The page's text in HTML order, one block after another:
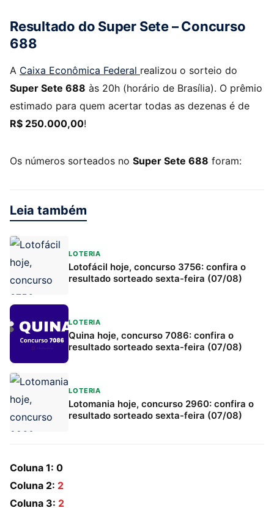
Resultado do Super Sete – Concurso
688
A Caixa Econômica Federal realizou o sorteio do
Super Sete 688 às 20h (horário de Brasília). O prêmio
estimado para quem acertar todas as dezenas é de
R$ 250.000,00!
Os números sorteados no Super Sete 688 foram:
Leia também
LOTERIA
Lotofácil hoje, concurso 3756: confira o
resultado sorteado sexta-feira (07/08)
LOTERIA
Quina hoje, concurso 7086: confira o
resultado sorteado sexta-feira (07/08)
LOTERIA
Lotomania hoje, concurso 2960: confira o
resultado sorteado sexta-feira (07/08)
Coluna 1: 0
Coluna 2: 2
Coluna 3: 2